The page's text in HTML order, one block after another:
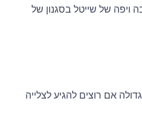
ויפה של שייטל בסגנון של
אם רוצים להגיע לצלייה